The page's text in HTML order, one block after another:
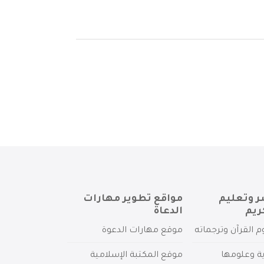
وتعليم
القرآن وترجماته
وعلومها
مواقع تطوير مهارات
الدعاة
موقع مهارات الدعوة
موقع المكتبة الإسلامية